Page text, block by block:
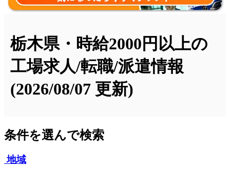
栃木県・時給2000円以上の
工場求人/転職/派遣情報
(2026/08/07 更新)
条件を選んで検索
地域